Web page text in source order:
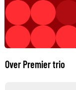
Over Premier trio